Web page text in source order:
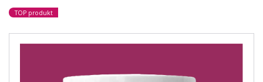
TOP produkt